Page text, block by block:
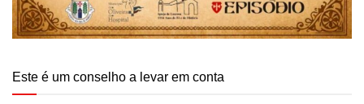
Este é um conselho a levar em conta